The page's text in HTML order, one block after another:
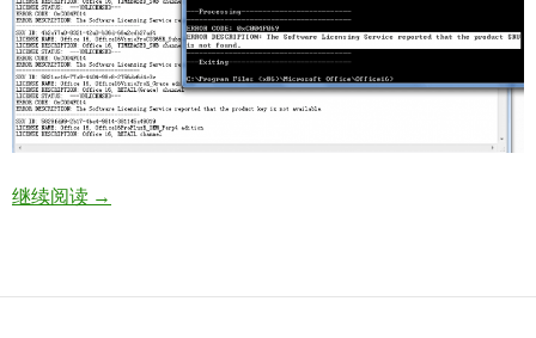
继续阅读解决 Viso Professional 2016 “无法找到此应用程序的
→